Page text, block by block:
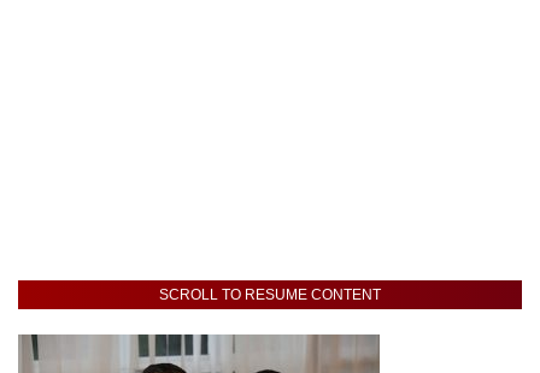
SCROLL TO RESUME CONTENT